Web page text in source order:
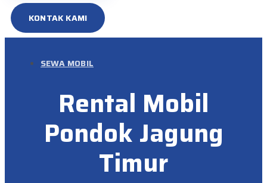
KONTAK KAMI
SEWA MOBIL
Rental Mobil
Pondok Jagung
Timur